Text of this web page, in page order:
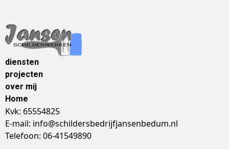
diensten
projecten
over mij
Home
Kvk: 65554825
E-mail: info@schildersbedrijfjansenbedum.nl
Telefoon: 06-41549890